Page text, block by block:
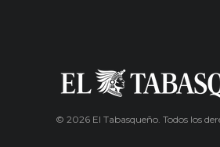
© 2026 El Tabasqueño. Todos los